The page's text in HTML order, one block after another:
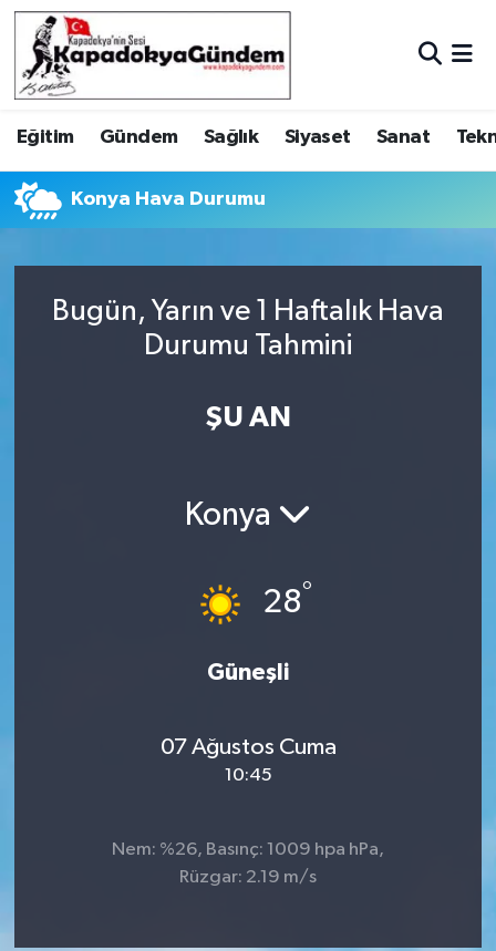
Eğitim Gündem Sağlık Siyaset Sanat
Konya Hava Durumu
Bugün, Yarın ve 1 Haftalık Hava
Durumu Tahmini
ŞU AN
Konya
28°
Güneşli
07 Ağustos Cuma
10:45
Nem: %26, Basınç: 1009 hpa hPa,
Rüzgar: 2.19 m/s
Hava Durumu
Trafik Durumu
Süper Lig Puan Durumu ve Fikstür
Son Dakika Haberleri